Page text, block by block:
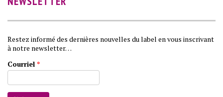
Restez informé des dernières nouvelles du label en vous inscrivant
à notre newsletter…
Courriel *